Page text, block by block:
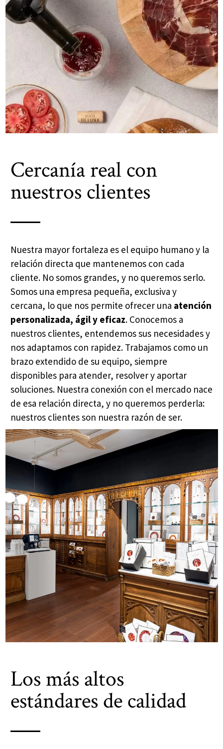
Cercanía real con
nuestros clientes
Nuestra mayor fortaleza es el equipo humano y la
relación directa que mantenemos con cada
cliente. No somos grandes, y no queremos serlo.
Somos una empresa pequeña, exclusiva y
cercana, lo que nos permite ofrecer una atención
personalizada, ágil y eficaz. Conocemos a
nuestros clientes, entendemos sus necesidades y
nos adaptamos con rapidez. Trabajamos como un
brazo extendido de su equipo, siempre
disponibles para atender, resolver y aportar
soluciones. Nuestra conexión con el mercado nace
de esa relación directa, y no queremos perderla:
nuestros clientes son nuestra razón de ser.
Los más altos
estándares de calidad